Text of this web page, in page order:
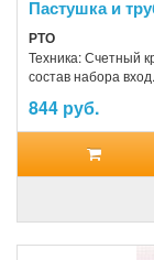
Пастушка и
РТО
Техника: Счетный
состав набора
844 руб.